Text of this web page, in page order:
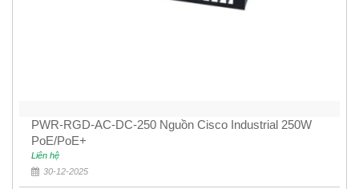
PWR-RGD-AC-DC-250 Nguồn Cisco Industrial 250W
PoE/PoE+
Liên hệ
30-12-2025